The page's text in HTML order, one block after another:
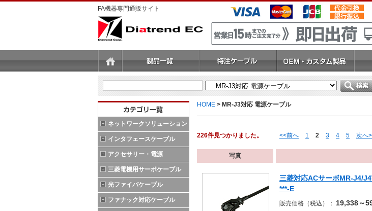
FA機器専門通販サイト
ネットワークソリューション
インタフェースケーブル
アクセサリー・電源
三菱電機用サーボケーブル
光ファイバケーブル
ファナック対応ケーブル
HOME > MR-J3対応 電源ケーブル
226件見つかりました。 <<前へ 1 2 3 4 5 次へ
写真
三菱対応ACサーボMR-J4/
***-E
販売価格（税込）： 19,338～